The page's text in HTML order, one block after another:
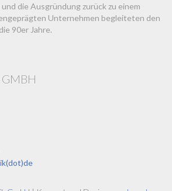
die Ausgründung zurück zu einem
Unternehmen begleiteten den
90er Jahre.